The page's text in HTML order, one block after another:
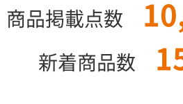
商品掲載点数
新着商品数